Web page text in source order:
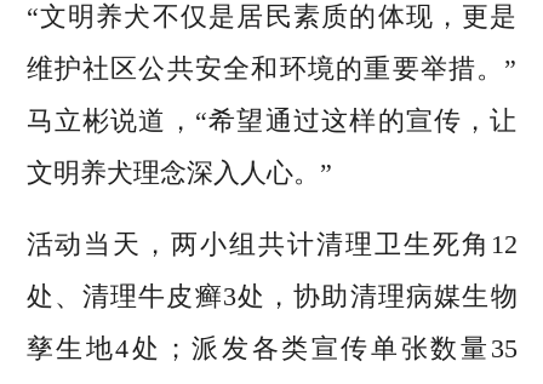
“文明养犬不仅是居民素质的体现，更是
维护社区公共安全和环境的重要举措。”
马立彬说道，“希望通过这样的宣传，让
文明养犬理念深入人心。”
活动当天，两小组共计清理卫生死角12
处、清理牛皮癣3处，协助清理病媒生物
孳生地4处；派发各类宣传单张数量35